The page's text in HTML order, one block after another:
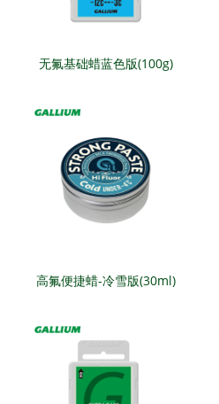
无氟基础蜡蓝色版(100g)
高氟便捷蜡-冷雪版(30ml)